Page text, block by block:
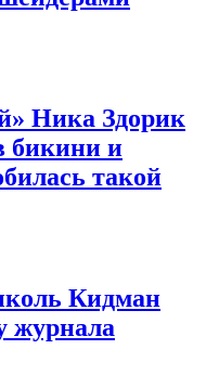
Ника Здорик
бикини и
такой
Кидман
журнала